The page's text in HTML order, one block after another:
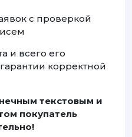
с проверкой
и всего его
корректной
текстовым и
покупатель